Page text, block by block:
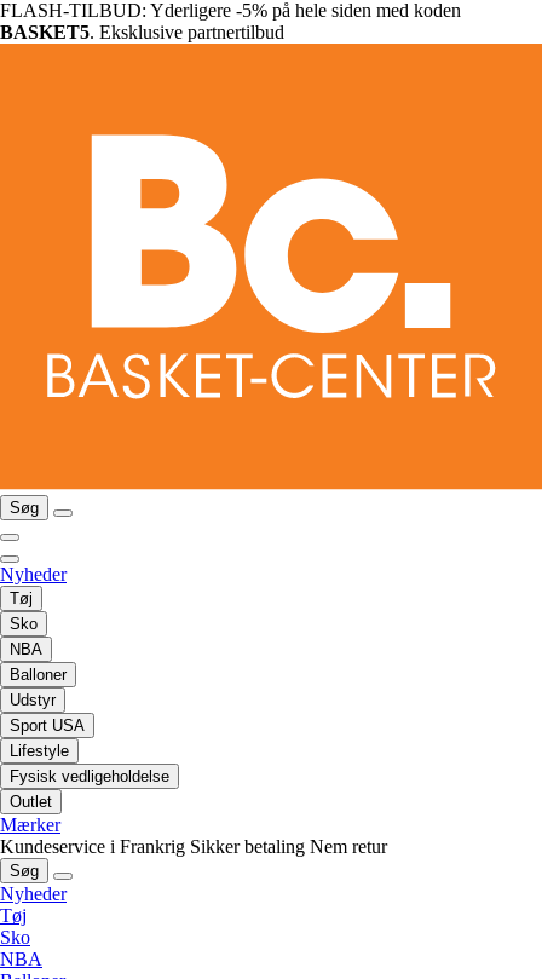
FLASH-TILBUD: Yderligere -5% på hele siden med koden
BASKET5. Eksklusive partnertilbud
Søg
Nyheder
Tøj
Sko
NBA
Balloner
Udstyr
Sport USA
Lifestyle
Fysisk vedligeholdelse
Outlet
Mærker
Kundeservice i Frankrig Sikker betaling Nem retur
Søg
Nyheder
Tøj
Sko
NBA